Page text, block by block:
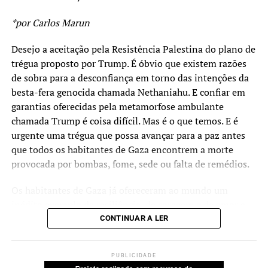
Tribunal Penal Internacional contra o Primeiro-Ministro
importantes os reconhecimentos ao Estado Palestino
promovidos por vários países há alguns dias, em especial
França, Reino Unido e Austrália. Contribuiu muito o
boicote promovido na ONU por dezenas de países que se
retiraram do plenário e deixaram Nethaniahu na ridícula
posição de falar para as paredes. Foi louvável a coragem
dos participantes da “Flotilha Humanitária” que partiu
para Gaza e terminou nas prisões de Israel, mas que
levou milhões de europeus as ruas em protestos contra o
indignação frente ao que acontecia.
Porém nada é tão importante quanto este novo
posicionamento americano. Por que? Porque os EUA são
*por Carlos Marun
Desejo a aceitação pela Resistência Palestina do plano de
trégua proposto por Trump. É óbvio que existem razões
de sobra para a desconfiança em torno das intenções da
besta-fera genocida chamada Nethaniahu. E confiar em
garantias oferecidas pela metamorfose ambulante
chamada Trump é coisa difícil. Mas é o que temos. E é
urgente uma trégua que possa avançar para a paz antes
que todos os habitantes de Gaza encontrem a morte
provocada por bombas, fome, sede ou falta de remédios.
sua terra. Mas agora merecem uma chance de sobreviver.
coisa que Hitler tentou e felizmente foi impedido de
CONTINUAR A LER
PUBLICIDADE